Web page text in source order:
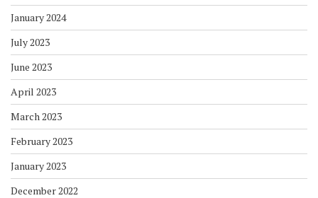
January 2024
July 2023
June 2023
April 2023
March 2023
February 2023
January 2023
December 2022